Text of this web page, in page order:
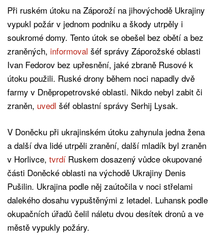
Při ruském útoku na Záporoží na jihovýchodě Ukrajiny
vypukl požár v jednom podniku a škody utrpěly i
soukromé domy. Tento útok se obešel bez obětí a bez
zraněných, informoval šéf správy Záporožské oblasti
Ivan Fedorov bez upřesnění, jaké zbraně Rusové k
útoku použili. Ruské drony během noci napadly dvě
farmy v Dněpropetrovské oblasti. Nikdo nebyl zabit či
zraněn, uvedl šéf oblastní správy Serhij Lysak.
V Doněcku při ukrajinském útoku zahynula jedna žena
a další dva lidé utrpěli zranění, další mladík byl zraněn
v Horlivce, tvrdí Ruskem dosazený vůdce okupované
části Doněcké oblasti na východě Ukrajiny Denis
Pušilin. Ukrajina podle něj zaútočila v noci střelami
dalekého dosahu vypuštěnými z letadel. Luhansk podle
okupačních úřadů čelil náletu dvou desítek dronů a ve
městě vypukly požáry.